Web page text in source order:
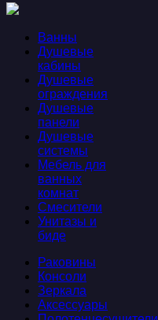
Ванны
Душевые
кабины
Душевые
ограждения
Душевые
панели
Душевые
системы
Мебель для
ванных
комнат
Смесители
Унитазы и
биде
Раковины
Консоли
Зеркала
Аксессуары